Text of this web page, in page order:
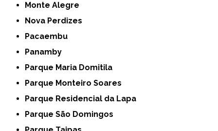
Monte Alegre
Nova Perdizes
Pacaembu
Panamby
Parque Maria Domitila
Parque Monteiro Soares
Parque Residencial da Lapa
Parque São Domingos